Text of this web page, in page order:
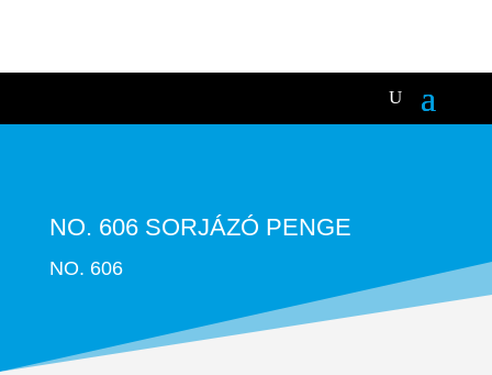
NO. 606 SORJÁZÓ PENGE
NO. 606